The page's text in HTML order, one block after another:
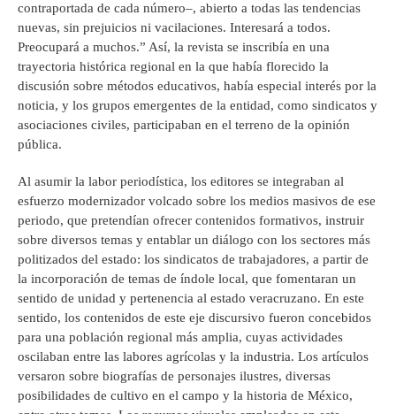
contraportada de cada número–, abierto a todas las tendencias
nuevas, sin prejuicios ni vacilaciones. Interesará a todos.
Preocupará a muchos.” Así, la revista se inscribía en una
trayectoria histórica regional en la que había florecido la
discusión sobre métodos educativos, había especial interés por la
noticia, y los grupos emergentes de la entidad, como sindicatos y
asociaciones civiles, participaban en el terreno de la opinión
pública.
Al asumir la labor periodística, los editores se integraban al
esfuerzo modernizador volcado sobre los medios masivos de ese
periodo, que pretendían ofrecer contenidos formativos, instruir
sobre diversos temas y entablar un diálogo con los sectores más
politizados del estado: los sindicatos de trabajadores, a partir de
la incorporación de temas de índole local, que fomentaran un
sentido de unidad y pertenencia al estado veracruzano. En este
sentido, los contenidos de este eje discursivo fueron concebidos
para una población regional más amplia, cuyas actividades
oscilaban entre las labores agrícolas y la industria. Los artículos
versaron sobre biografías de personajes ilustres, diversas
posibilidades de cultivo en el campo y la historia de México,